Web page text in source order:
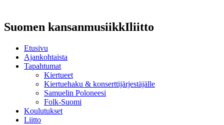
Suomen kansanmusiikkIliitto
Etusivu
Ajankohtaista
Tapahtumat
Kiertueet
Kiertuehaku & konserttijärjestäjälle
Samuelin Poloneesi
Folk-Suomi
Koulutukset
Liitto